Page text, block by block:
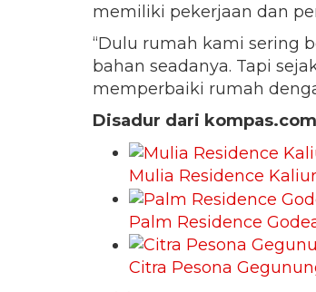
memiliki pekerjaan dan
“Dulu rumah kami sering
bahan seadanya. Tapi
memperbaiki rumah
Disadur dari kompas.com
Mulia Residence
Palm Residence
Citra Pesona